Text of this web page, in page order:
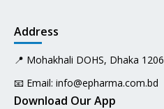
Address
📍 Mohakhali DOHS, Dhaka 1206
📧 Email: info@epharma.com.bd
Download Our App